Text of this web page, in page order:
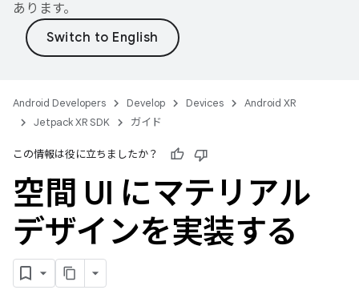
あります。
Android Developers Develop Devices
Android XR
Jetpack XR SDK
ガイド
この情報は役に立ちましたか？
空間 UI にマテリアル
デザインを実装する